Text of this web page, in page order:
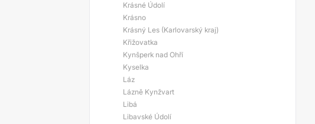
Krásné Údolí
Krásno
Krásný Les (Karlovarský kraj)
Křižovatka
Kynšperk nad Ohří
Kyselka
Láz
Lázně Kynžvart
Libá
Libavské Údolí